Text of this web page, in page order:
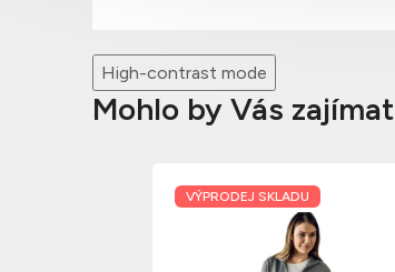
High-contrast mode
Mohlo by Vás zajímat
VÝPRODEJ SKLADU